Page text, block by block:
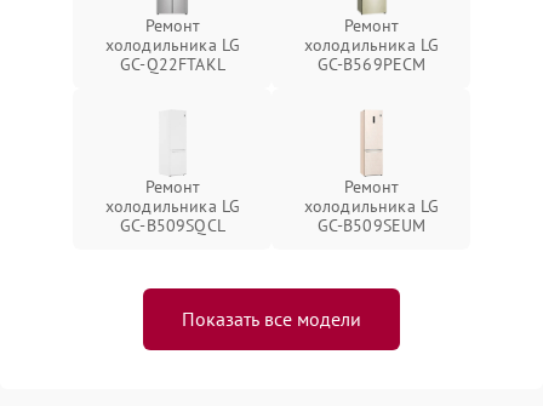
Ремонт
холодильника LG
GC-Q22FTAKL
Ремонт
холодильника LG
GC-B569PECM
Ремонт
холодильника LG
GC-B509SQCL
Ремонт
холодильника LG
GC-B509SEUM
Показать все модели